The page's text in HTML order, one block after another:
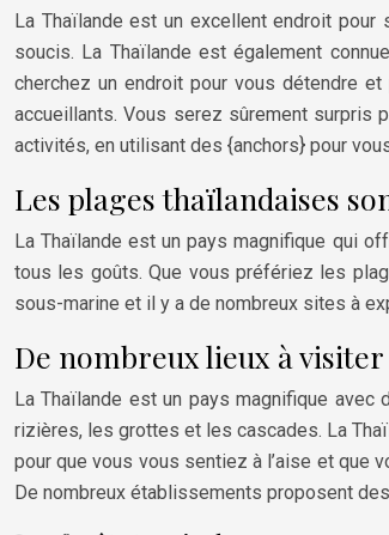
La Thaïlande est un excellent endroit
soucis. La Thaïlande est également
cherchez un endroit pour vous détendre
accueillants. Vous serez sûrement surpris
activités, en utilisant des {anchors} pour
Les plages thaïlandaises
La Thaïlande est un pays magnifique qui
tous les goûts. Que vous préfériez les
sous-marine et il y a de nombreux sites à
De nombreux lieux à
La Thaïlande est un pays magnifique
rizières, les grottes et les cascades. La
pour que vous vous sentiez à l’aise et que
De nombreux établissements proposent